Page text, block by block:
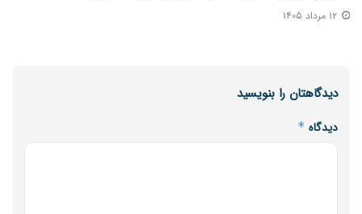
دیدگاهتان را بنویسید
دیدگاه *